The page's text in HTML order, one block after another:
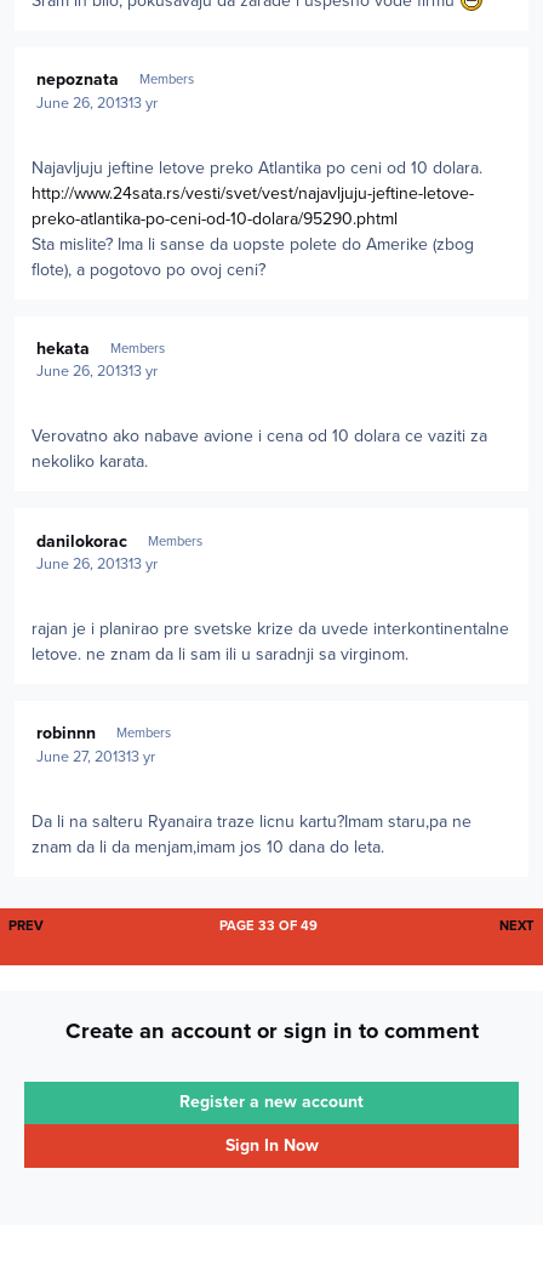
nepoznata Members
June 26, 201313 yr
Najavljuju jeftine letove preko Atlantika po ceni od 10 dolara.
http://www.24sata.rs/vesti/svet/vest/najavljuju-jeftine-letove-
preko-atlantika-po-ceni-od-10-dolara/95290.phtml
Sta mislite? Ima li sanse da uopste polete do Amerike (zbog
flote), a pogotovo po ovoj ceni?
hekata Members
June 26, 201313 yr
Verovatno ako nabave avione i cena od 10 dolara ce vaziti za
nekoliko karata.
danilokorac Members
June 26, 201313 yr
rajan je i planirao pre svetske krize da uvede interkontinentalne
letove. ne znam da li sam ili u saradnji sa virginom.
robinnn Members
June 27, 201313 yr
Da li na salteru Ryanaira traze licnu kartu?Imam staru,pa ne
znam da li da menjam,imam jos 10 dana do leta.
FIRST PAGE
PREV NEXT
PAGE 33 OF 49
Create an account or sign in to comment
Register a new account
Sign In Now